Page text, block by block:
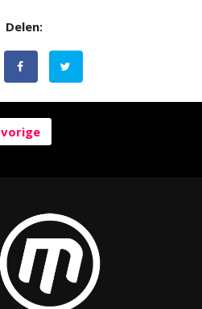
Delen:
vorige